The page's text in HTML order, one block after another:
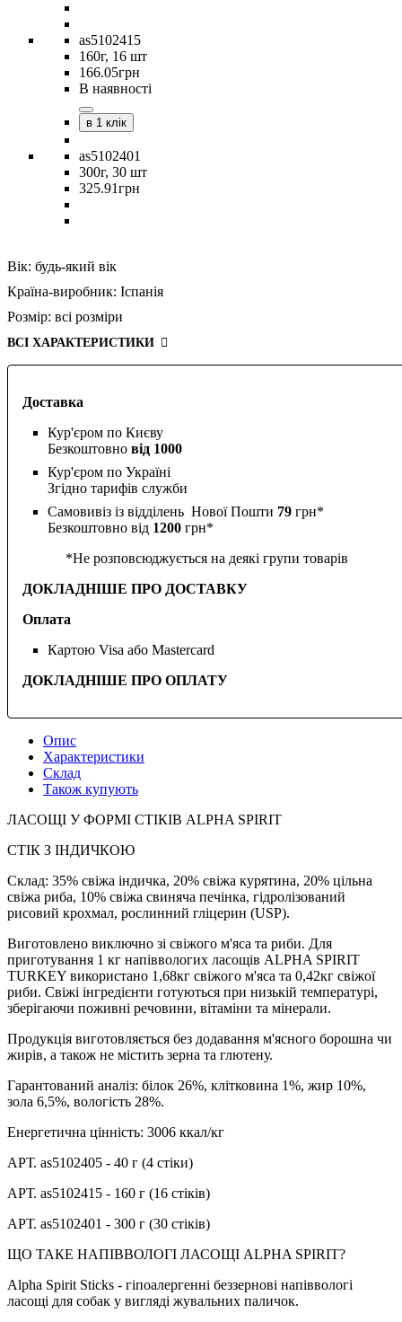
Доставка
Кур'єром по Києву
Безкоштовно від 1000
Кур'єром по Україні
Згідно тарифів служби
Самовивіз із відділень Нової Пошти 79 грн*
Безкоштовно від 1200 грн*
*Не розповсюджується на деякі групи товарів
ДОКЛАДНІШЕ ПРО ДОСТАВКУ
Оплата
Картою Visa або Mastercard
ДОКЛАДНІШЕ ПРО ОПЛАТУ
as5102415
160г, 16 шт
166.05грн
В наявності
в 1 клік
as5102401
300г, 30 шт
325.91грн
Вік: будь-який вік
Країна-виробник: Іспанія
Розмір: всі розміри
ВСІ ХАРАКТЕРИСТИКИ
Опис
Характеристики
Склад
Також купують
ЛАСОЩІ У ФОРМІ СТІКІВ ALPHA SPIRIT
СТІК З ІНДИЧКОЮ
Склад: 35% свіжа індичка, 20% свіжа курятина, 20% цільна
свіжа риба, 10% свіжа свиняча печінка, гідролізований
рисовий крохмал, рослинний гліцерин (USP).
Виготовлено виключно зі свіжого м'яса та риби. Для
приготування 1 кг напіввологих ласощів ALPHA SPIRIT
TURKEY використано 1,68кг свіжого м'яса та 0,42кг свіжої
риби. Свіжі інгредієнти готуються при низькій температурі,
зберігаючи поживні речовини, вітаміни та мінерали.
Продукція виготовляється без додавання м'ясного борошна чи
жирів, а також не містить зерна та глютену.
Гарантований аналіз: білок 26%, клітковина 1%, жир 10%,
зола 6,5%, вологість 28%.
Енергетична цінність: 3006 ккал/кг
АРТ. as5102405 - 40 г (4 стіки)
АРТ. as5102415 - 160 г (16 стіків)
АРТ. as5102401 - 300 г (30 стіків)
ЩО ТАКЕ НАПІВВОЛОГІ ЛАСОЩІ ALPHA SPIRIT?
Alpha Spirit Sticks - гіпоалергенні беззернові напіввологі
ласощі для собак у вигляді жувальних паличок.